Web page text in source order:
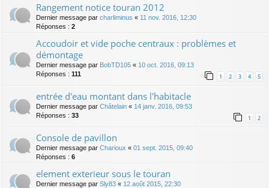
Rangement notice touran 2012
Dernier message par charliminus « 11 nov. 2016, 12:30
Réponses : 2
Accoudoir et vide poche centraux : problèmes et
démontage
Dernier message par BobTD105 « 10 oct. 2016, 09:13
Réponses : 111 1 2 3 4 5
entrée d'eau montant dans l'habitacle
Dernier message par Châtelain « 14 janv. 2016, 09:53
Réponses : 33 1 2
Console de pavillon
Dernier message par Charioux « 01 sept. 2015, 09:40
Réponses : 6
element exterieur sous le touran
Dernier message par Sly83 « 12 août 2015, 22:30